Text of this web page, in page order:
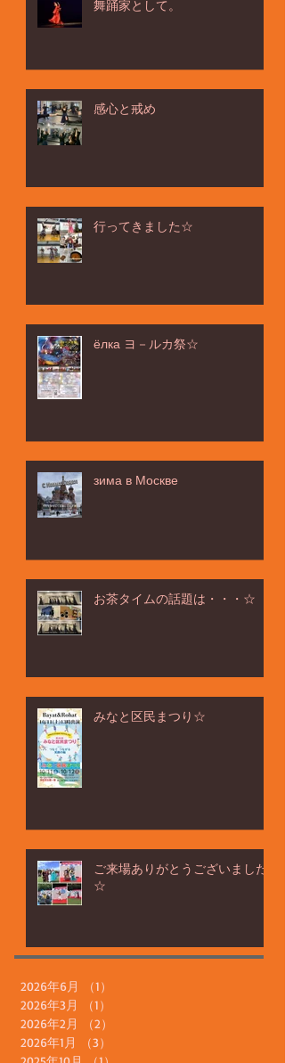
舞踊家として。
зима в Москве
ご来場ありがとうございました